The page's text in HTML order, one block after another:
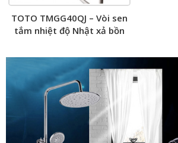
TOTO TMGG40QJ – Vòi sen
tắm nhiệt độ Nhật xả bồn